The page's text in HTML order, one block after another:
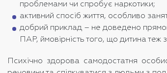
проблемами чи спробує наркотики;
активний спосіб життя, особливо
добрий приклад – не доведено
ПАР, ймовірність того, що дитина
Психічно здорова самодостатня